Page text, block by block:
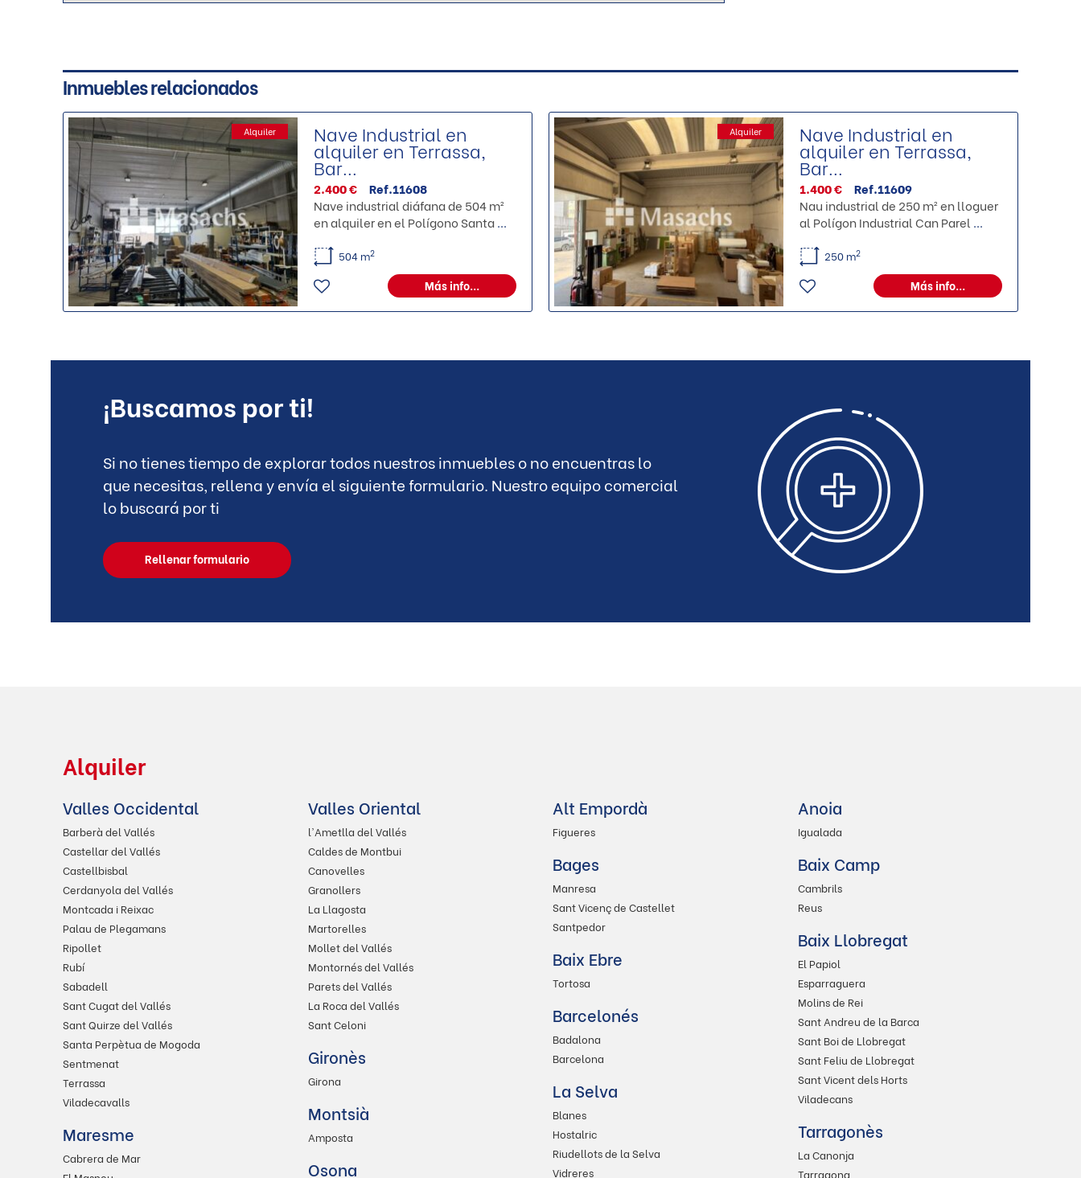
Inmuebles relacionados
Alquiler Nave Industrial en
alquiler en Terrassa,
Bar...
Ref.11608
2.400 €
Nave industrial diáfana de 504 m²
en alquiler en el Polígono Santa...
504 m2
Más info...
Alquiler Nave Industrial en
alquiler en Terrassa,
Bar...
Ref.11609
1.400 €
Nau industrial de 250 m² en lloguer
al Polígon Industrial Can Parel ...
250 m2
Más info...
¡Buscamos por ti!
Si no tienes tiempo de explorar todos nuestros inmuebles o no encuentras lo
que necesitas, rellena y envía el siguiente formulario. Nuestro equipo comercial
lo buscará por ti
Rellenar formulario
Alquiler
Valles Occidental
Barberà del Vallés
Castellar del Vallés
Castellbisbal
Cerdanyola del Vallés
Montcada i Reixac
Palau de Plegamans
Ripollet
Rubí
Sabadell
Sant Cugat del Vallés
Sant Quirze del Vallés
Santa Perpètua de Mogoda
Sentmenat
Terrassa
Viladecavalls
Maresme
Cabrera de Mar
Valles Oriental
l'Ametlla del Vallés
Caldes de Montbui
Canovelles
Granollers
La Llagosta
Martorelles
Mollet del Vallés
Montornés del Vallés
Parets del Vallés
La Roca del Vallés
Sant Celoni
Gironès
Girona
Montsià
Amposta
Osona
Alt Empordà
Figueres
Bages
Manresa
Sant Vicenç de Castellet
Santpedor
Baix Ebre
Tortosa
Barcelonés
Badalona
Barcelona
La Selva
Blanes
Hostalric
Riudellots de la Selva
Vidreres
Anoia
Igualada
Baix Camp
Cambrils
Reus
Baix Llobregat
El Papiol
Esparraguera
Molins de Rei
Sant Andreu de la Barca
Sant Boi de Llobregat
Sant Feliu de Llobregat
Sant Vicent dels Horts
Viladecans
Tarragonès
La Canonja
Tarragona